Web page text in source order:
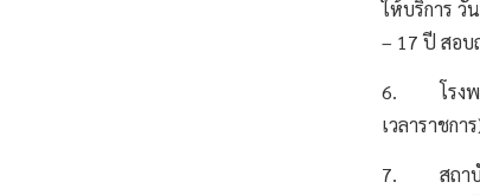
ให้บริการ วั
– 17 ปี สอบ
6. โรงพยา
เวลาราชกา
7. สถาบันโ